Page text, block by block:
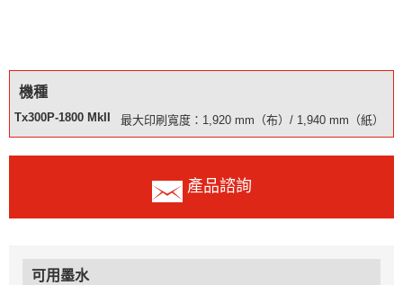
機種
Tx300P-1800 MkII 最大印刷寬度：1,920 mm（布）/ 1,940 mm（紙）
產品諮詢
可用墨水